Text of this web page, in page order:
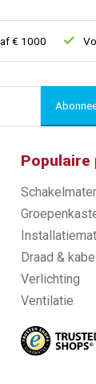
1000 Voor
Populaire
Draad &
Verlichting
Ventilatie